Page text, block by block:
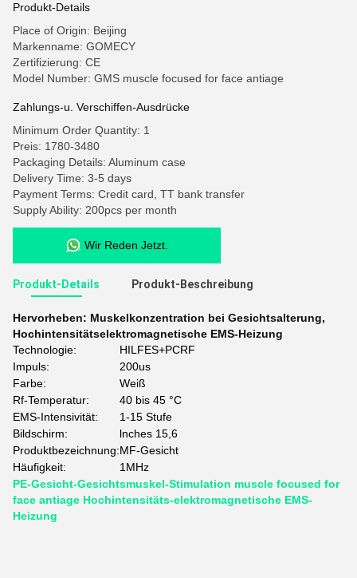
Produkt-Details
Place of Origin: Beijing
Markenname: GOMECY
Zertifizierung: CE
Model Number: GMS muscle focused for face antiage
Zahlungs-u. Verschiffen-Ausdrücke
Minimum Order Quantity: 1
Preis: 1780-3480
Packaging Details: Aluminum case
Delivery Time: 3-5 days
Payment Terms: Credit card, TT bank transfer
Supply Ability: 200pcs per month
Wir Reden Jetzt.
Produkt-Details Produkt-Beschreibung
Hervorheben: Muskelkonzentration bei Gesichtsalterung,
Hochintensitätselektromagnetische EMS-Heizung
Technologie:
HILFES+PCRF
Impuls:
200us
Farbe:
Weiß
Rf-Temperatur:
40 bis 45 °C
EMS-Intensivität:
1-15 Stufe
Bildschirm:
lnches 15,6
Produktbezeichnung:MF-Gesicht
Häufigkeit:
1MHz
PE-Gesicht-Gesichtsmuskel-Stimulation muscle focused for
face antiage Hochintensitäts-elektromagnetische EMS-
Heizung